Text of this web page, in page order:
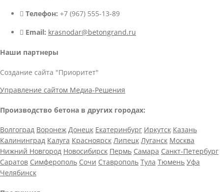
Телефон: +7 (967) 555-13-89
Email: krasnodar@betongrand.ru
Наши партнеры
Создание сайта "Приоритет"
Управление сайтом Медиа-Решения
Производство бетона в других городах:
Волгоград Воронеж Донецк Екатеринбург Иркутск Казань
Калининград Калуга Красноярск Липецк Луганск Москва
Нижний Новгород Новосибирск Пермь Самара Санкт-Петербург
Саратов Симферополь Сочи Ставрополь Тула Тюмень Уфа
Челябинск